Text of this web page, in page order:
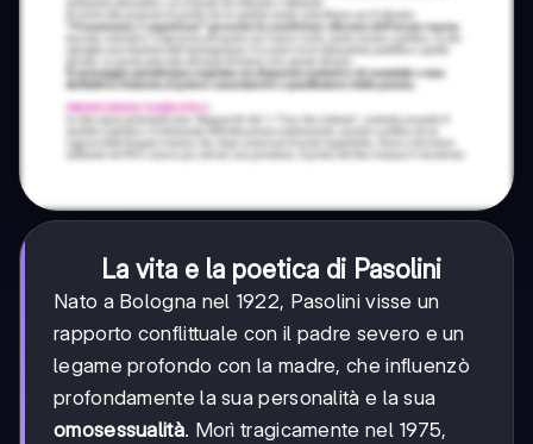
La vita e la poetica di Pasolini
Nato a Bologna nel 1922, Pasolini visse un
rapporto conflittuale con il padre severo e un
legame profondo con la madre, che influenzò
profondamente la sua personalità e la sua
omosessualità. Morì tragicamente nel 1975,